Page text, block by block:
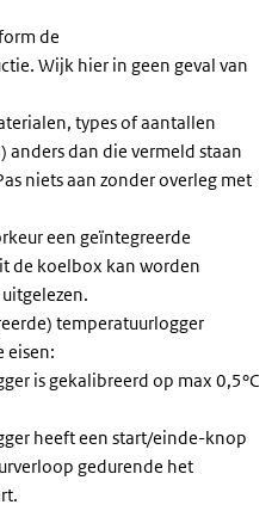
de
Wijk hier in geen geval van
types of aantallen
dan die vermeld staan
niets aan zonder overleg met
een geïntegreerde
de koelbox kan worden
temperatuurlogger
eisen:
is gekalibreerd op max 0,5°C
heeft een start/einde-knop
gedurende het